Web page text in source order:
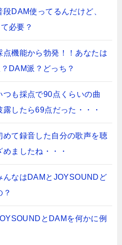
段DAM使ってるんだけど、
必要？
点機能から勃発！！あなたは
DAM派？どっち？
つも採点で90点くらいの曲
露したら69点だった・・・
めて録音した自分の歌声を聴
ましたね・・・
んなはDAMとJOYSOUNDど
？
とDAMを何かに例